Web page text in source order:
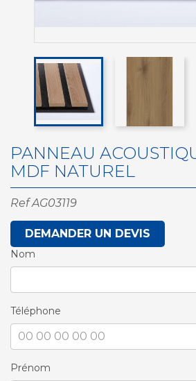
PANNEAU
MDF NATUREL
Ref AG03119
DEMANDER UN DEVIS
Nom
Téléphone
Prénom